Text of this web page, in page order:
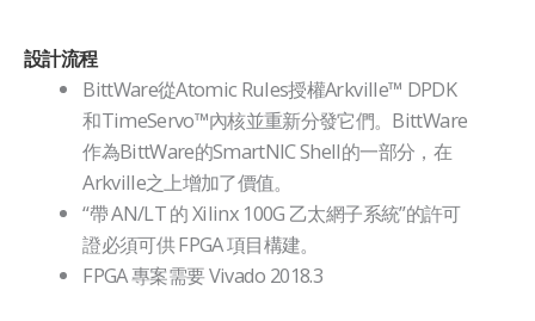
設計流程
BittWare從Atomic Rules授權Arkville™ DPDK
和TimeServo™內核並重新分發它們。BittWare
作為BittWare的SmartNIC Shell的一部分，在
Arkville之上增加了價值。
“帶 AN/LT 的 Xilinx 100G 乙太網子系統”的許可
證必須可供 FPGA 項目構建。
FPGA 專案需要 Vivado 2018.3